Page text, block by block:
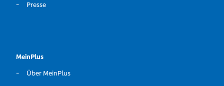
Presse
MeinPlus
Über MeinPlus